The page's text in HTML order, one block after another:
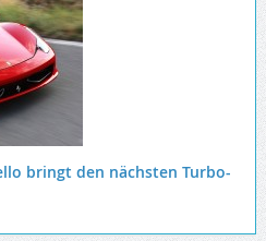
bringt den nächsten Turbo-